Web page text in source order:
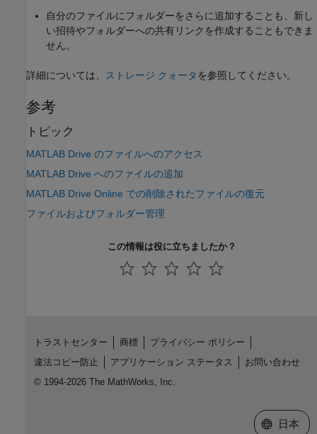
自分のファイルにフォルダーをさらに追加することも、新し
い招待やフォルダーへの共有リンクを作成することもできま
せん。
詳細については、 ストレージ クォータ を参照してください。
参考
トピック
MATLAB Drive のファイルへのアクセス
MATLAB Drive へのファイルの追加
MATLAB Drive Online での削除されたファイルの復元
ファイルおよびフォルダー管理
この情報は役に立ちましたか？
トラストセンター 商標
プライバシー ポリシー
違法コピー防止
アプリケーション ステータス
お問い合わせ
© 1994-2026 The MathWorks, Inc.
Web サイ
日本